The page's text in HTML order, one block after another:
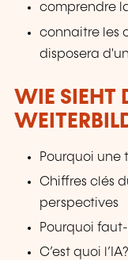
comprendre
connaitre les
disposera
WIE SIEHT
Pourquoi une
Chiffres clés
perspectives
Pourquoi
C’est quoi l’IA?